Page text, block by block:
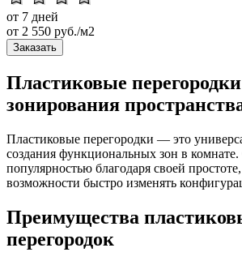
от 7 дней
от 2 550 руб./м2
Заказать
Пластиковые
зонирования
Пластиковые перегородки — это
создания функциональных зон в
популярностью благодаря своей
возможности быстро изменять
Преимущества
перегородок